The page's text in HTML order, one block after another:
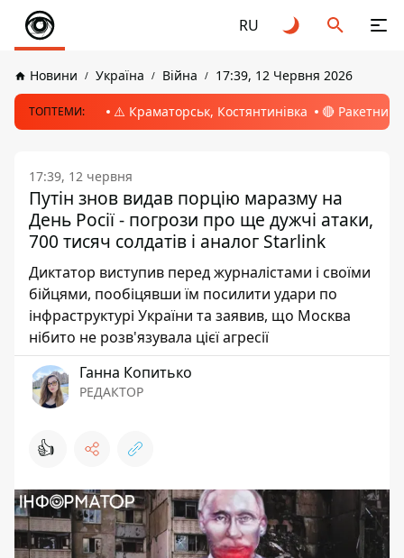
RU
Новини Україна Війна 17:39, 12 Червня 2026
ТОПТЕМИ: ⚠️ Краматорськ, Костянтинівка 🔴 Ракетний
17:39, 12 червня
Путін знов видав порцію маразму на
День Росії - погрози про ще дужчі атаки,
700 тисяч солдатів і аналог Starlink
Диктатор виступив перед журналістами і своїми
бійцями, пообіцявши їм посилити удари по
інфраструктурі України та заявив, що Москва
нібито не розв'язувала цієї агресії
Ганна Копитько
РЕДАКТОР
👍